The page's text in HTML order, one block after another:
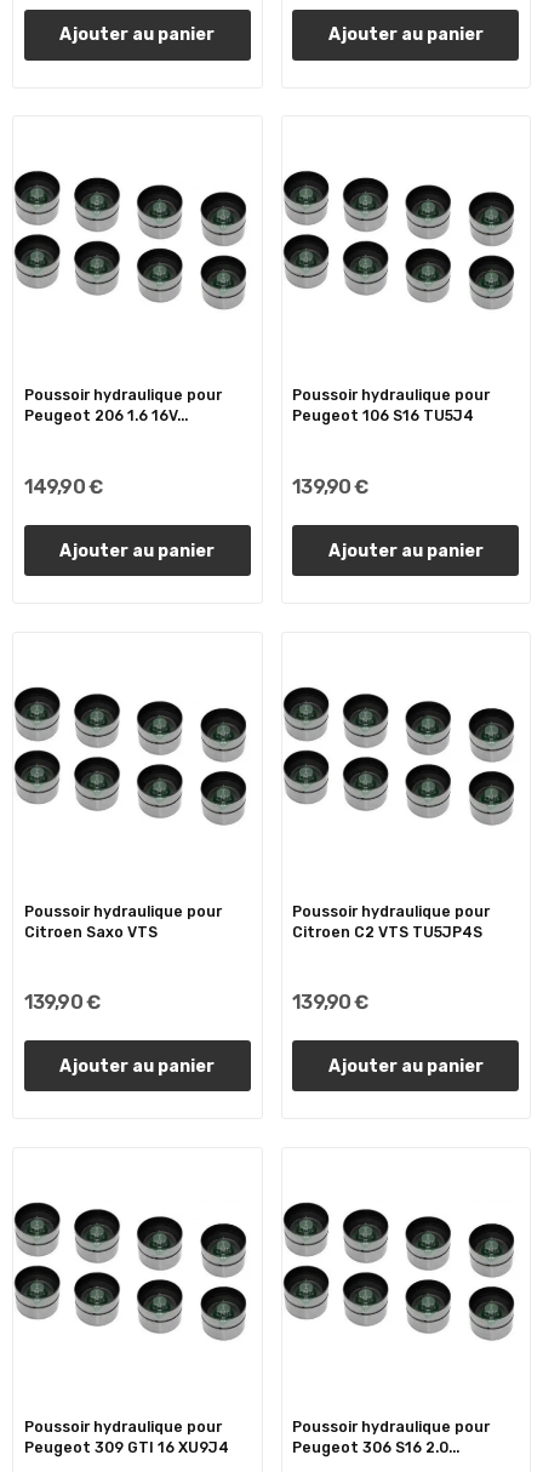
Ajouter au panier Ajouter au panier
Poussoir hydraulique pour
Peugeot 206 1.6 16V...
149,90 €
Ajouter au panier
Poussoir hydraulique pour
Peugeot 106 S16 TU5J4
139,90 €
Ajouter au panier
Poussoir hydraulique pour
Citroen Saxo VTS
139,90 €
Ajouter au panier
Poussoir hydraulique pour
Citroen C2 VTS TU5JP4S
139,90 €
Ajouter au panier
Poussoir hydraulique pour
Peugeot 309 GTI 16 XU9J4
Poussoir hydraulique pour
Peugeot 306 S16 2.0...